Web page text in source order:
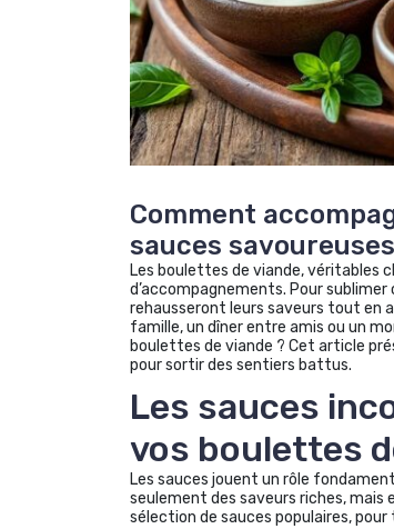
Comment
sauces
Les boulettes de viande, véritables
d’accompagnements. Pour
rehausseront leurs saveurs tout en
famille, un dîner entre amis ou un
boulettes de viande ? Cet article
pour sortir des sentiers battus.
Les sauces
vos boulettes
Les sauces jouent un rôle
seulement des saveurs riches, mais
sélection de sauces populaires,